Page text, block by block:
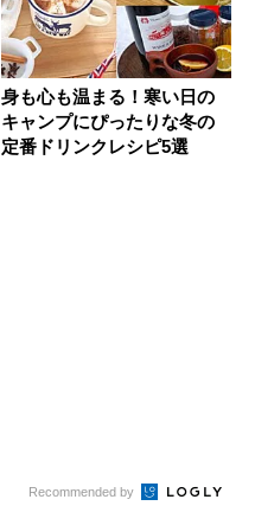
身も心も温まる！寒い日の
キャンプにぴったりな冬の
定番ドリンクレシピ5選
Recommended by